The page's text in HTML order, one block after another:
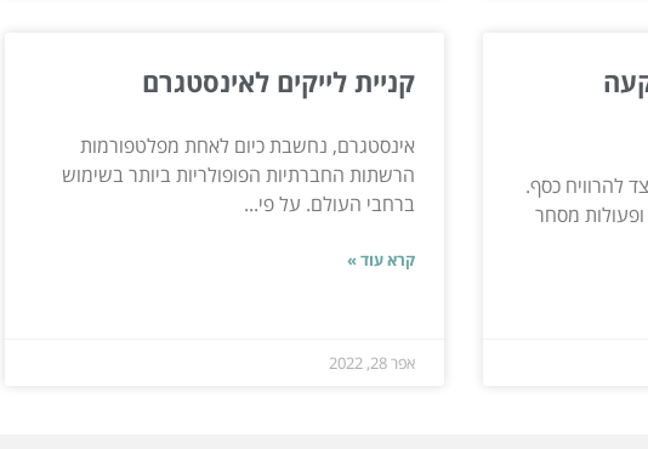
להרוויח כסף.
ופעולות מסחר
קניית לייקים לאינסטגרם
אינסטגרם, נחשבת כיום לאחת מפלטפורמות
הרשתות החברתיות הפופולריות ביותר בשימוש
ברחבי העולם. על פי...
קרא עוד »
אפר 28, 2022